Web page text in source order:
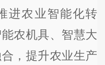
进农业智能化转
农机具、智慧大
，提升农业生产